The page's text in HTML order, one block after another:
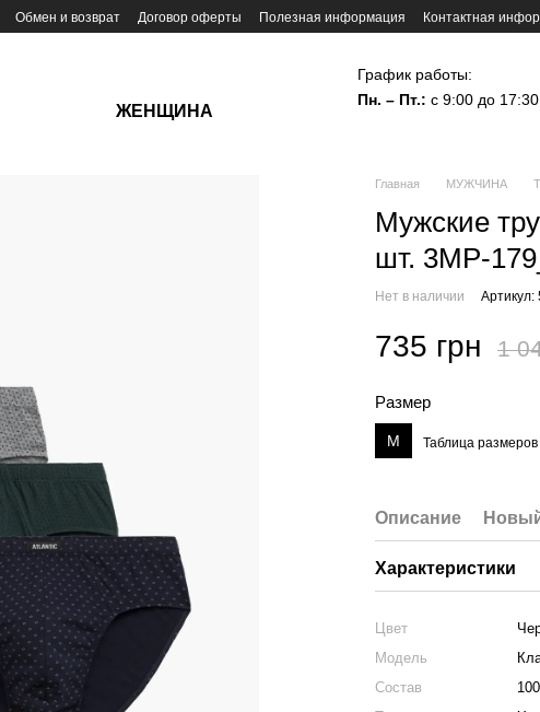
Обмен и возврат Договор оферты Полезная информация Контактная
ЖЕНЩИНА
График работы:
Пн. – Пт.: с 9:00 до 17:30
Главная МУЖЧИНА
Мужские
шт. 3MP-
Нет в наличии
735 грн 1
Размер
M Таблица размеров
Описание
Характеристики
Цвет
Модель
Состав